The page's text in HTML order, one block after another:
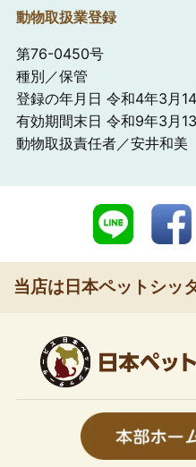
動物取扱業登録
第76-0450号
種別／保管
登録の年月日 令和4年3月
有効期間末日 令和9年3月
動物取扱責任者／安井和美
当店は日本ペットシッ